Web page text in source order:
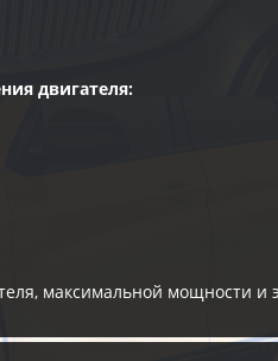
двигателя:
максимальной мощности и